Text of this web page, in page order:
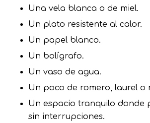
Una vela blanca o de miel.
Un plato resistente al calor.
Un papel blanco.
Un bolígrafo.
Un vaso de agua.
Un poco de romero, laurel o
Un espacio tranquilo donde
sin interrupciones.